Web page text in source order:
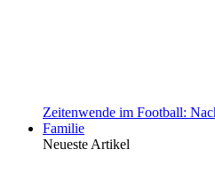
Zeitenwende im Football:
Familie
Neueste Artikel